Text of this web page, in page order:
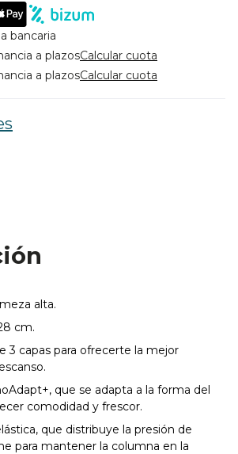
bancaria
a plazosCalcular cuota
a plazosCalcular cuota
alta.
cm.
3 capas para ofrecerte la mejor
que se adapta a la forma del
comodidad y frescor.
que distribuye la presión de
para mantener la columna en la